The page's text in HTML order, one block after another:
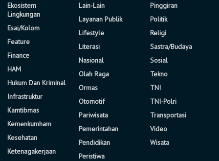
Ekosistem
Lingkungan
Esai/Kolom
Feature
Finance
HAM
Hukum Dan Kriminal
Infrastruktur
Kamtibmas
Kemenkumham
Kesehatan
Ketenagakerjaan
Lain-Lain
Layanan Publik
Lifestyle
Literasi
Nasional
Olah Raga
Ormas
Otomotif
Pariwisata
Pemerintahan
Pendidikan
Peristiwa
Pinggiran
Politik
Religi
Sastra/Budaya
Sosial
Tekno
TNI
TNI-Polri
Transportasi
Video
Wisata